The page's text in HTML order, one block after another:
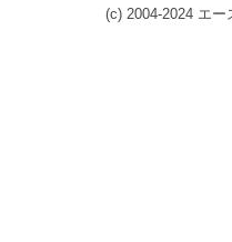
(c) 2004-2024 エ